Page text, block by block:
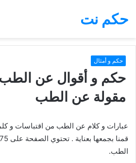
حكم نت
حكم و أمثال
مقولة عن الطب
عبارات و كلام عن الطب من اقتباسات و
الطب.